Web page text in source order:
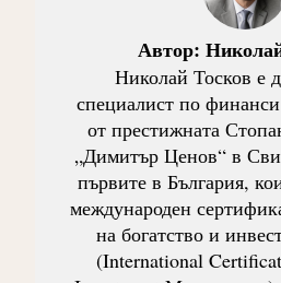
Автор:
Николай Тосков е
специалист по
от престижната
„Димитър Ценов“ в
първите в България,
международен
на богатство и
(International